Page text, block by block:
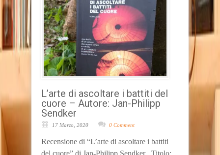
L’arte di ascoltare i battiti del
cuore – Autore: Jan-Philipp
Sendker
17 Marzo, 2020 0 Comment
Recensione di “L’arte di ascoltare i battiti